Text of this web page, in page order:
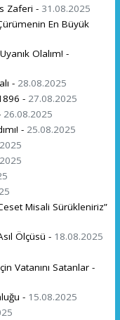
Zaferi - 31.08.2025
En Büyük
Olalım! -
- 28.08.2025
- 27.08.2025
26.08.2025
- 25.08.2025
Misali Sürükleniriz”
Ölçüsü - 18.08.2025
Vatanını Satanlar -
- 15.08.2025